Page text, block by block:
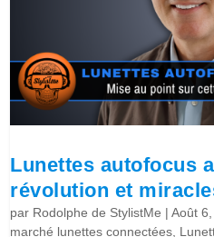
Lunettes autofocus
révolution et
par Rodolphe de StylistMe |Août
marché lunettes connectées,